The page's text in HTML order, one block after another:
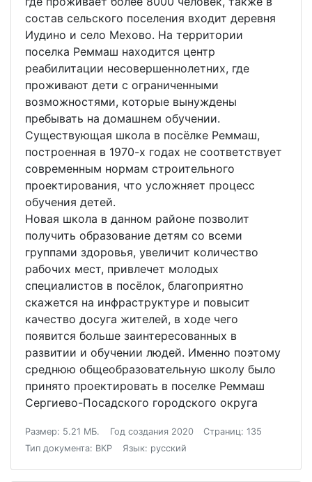
состав сельского поселения входит деревня
Иудино и село Мехово. На территории
поселка Реммаш находится центр
реабилитации несовершеннолетних, где
проживают дети с ограниченными
возможностями, которые вынуждены
пребывать на домашнем обучении.
Существующая школа в посёлке Реммаш,
построенная в 1970-х годах не соответствует
современным нормам строительного
проектирования, что усложняет процесс
обучения детей.
Новая школа в данном районе позволит
получить образование детям со всеми
группами здоровья, увеличит количество
рабочих мест, привлечет молодых
специалистов в посёлок, благоприятно
скажется на инфраструктуре и повысит
качество досуга жителей, в ходе чего
появится больше заинтересованных в
развитии и обучении людей. Именно поэтому
среднюю общеобразовательную школу было
принято проектировать в поселке Реммаш
Сергиево-Посадского городского округа
Размер: 5.21 МБ. Год создания 2020
Страниц: 135
Тип документа: ВКР
Язык: русский